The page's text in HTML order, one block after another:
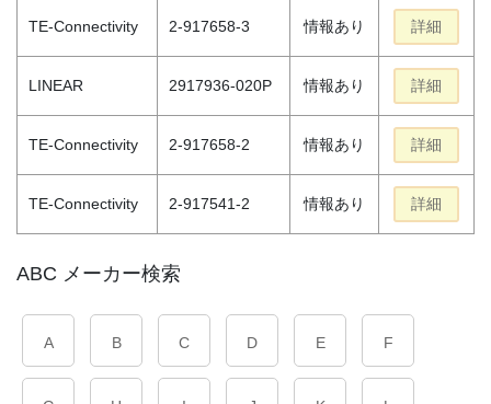
TE-Connectivity 2-917658-3 情報あり 詳細
LINEAR 2917936-020P 情報あり 詳細
TE-Connectivity 2-917658-2 情報あり 詳細
TE-Connectivity 2-917541-2 情報あり 詳細
ABC メーカー検索
A B C D E F